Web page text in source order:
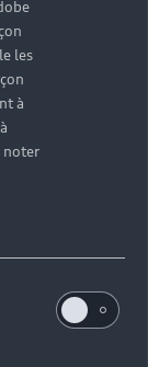
des
du
est plus
les
à
noter